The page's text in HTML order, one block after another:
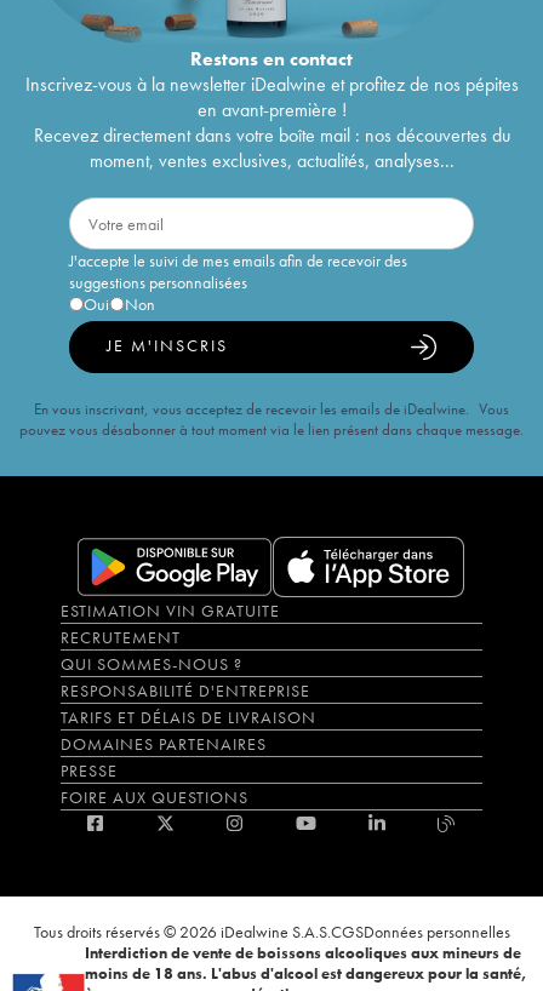
Restons encontact
Inscrivez-vous à la newsletter iDealwine et profitez de nos pépites
en avant-première !
Recevez directement dans votre boîte mail : nos découvertes du
moment, ventes exclusives, actualités, analyses...
J'accepte le suivi de mes emails afin de recevoir des
suggestions personnalisées
Oui
Non
JE M'INSCRIS
En vous inscrivant, vous acceptez de recevoir les emails de iDealwine. Vous
pouvez vous désabonner à tout moment via le lien présent dans chaque message.
ESTIMATION VIN GRATUITE
RECRUTEMENT
QUI SOMMES-NOUS ?
RESPONSABILITÉ D'ENTREPRISE
TARIFS ET DÉLAIS DE LIVRAISON
DOMAINES PARTENAIRES
PRESSE
FOIRE AUX QUESTIONS
Tous droits réservés © 2026 iDealwine S.A.S.CGSDonnées personnelles
Interdiction de vente de boissons alcooliques aux mineurs de
moins de 18 ans. L'abus d'alcool est dangereux pour la santé,